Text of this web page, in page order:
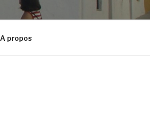
A propos